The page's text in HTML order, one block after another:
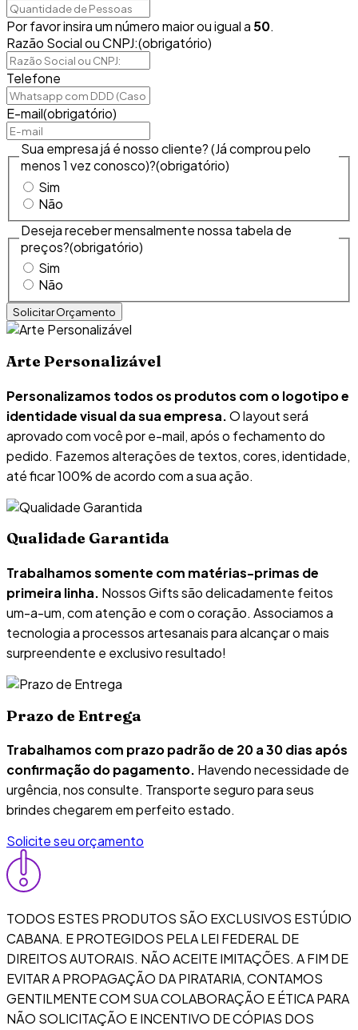
Por favor insira um número maior ou igual a 50.
Razão Social ou CNPJ:(obrigatório)
Telefone
E-mail(obrigatório)
Sua empresa já é nosso cliente? (Já comprou pelo
menos 1 vez conosco)?(obrigatório)
Sim
Não
Deseja receber mensalmente nossa tabela de
preços?(obrigatório)
Sim
Não
Arte Personalizável
Personalizamos todos os produtos com o logotipo e
identidade visual da sua empresa.O layout será
aprovado com você por e-mail, após o fechamento do
pedido. Fazemos alterações de textos, cores, identidade,
até ficar 100% de acordo com a sua ação.
Qualidade Garantida
Trabalhamos somente com matérias-primas de
primeira linha. Nossos Gifts são delicadamente feitos
um-a-um, com atenção e com o coração. Associamos a
tecnologia a processos artesanais para alcançar o mais
surpreendente e exclusivo resultado!
Prazo de Entrega
Trabalhamos com prazo padrão de 20 a 30 dias após
confirmação do pagamento. Havendo necessidade de
urgência, nos consulte. Transporte seguro para seus
brindes chegarem em perfeito estado.
Solicite seu orçamento
TODOS ESTES PRODUTOS SÃO EXCLUSIVOS ESTÚDIO
CABANA. E PROTEGIDOS PELA LEI FEDERAL DE
DIREITOS AUTORAIS. NÃO ACEITE IMITAÇÕES. A FIM DE
EVITAR A PROPAGAÇÃO DA PIRATARIA, CONTAMOS
GENTILMENTE COM SUA COLABORAÇÃO E ÉTICA PARA
NÃO SOLICITAÇÃO E INCENTIVO DE CÓPIAS DOS